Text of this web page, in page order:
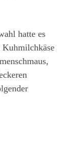
hatte es